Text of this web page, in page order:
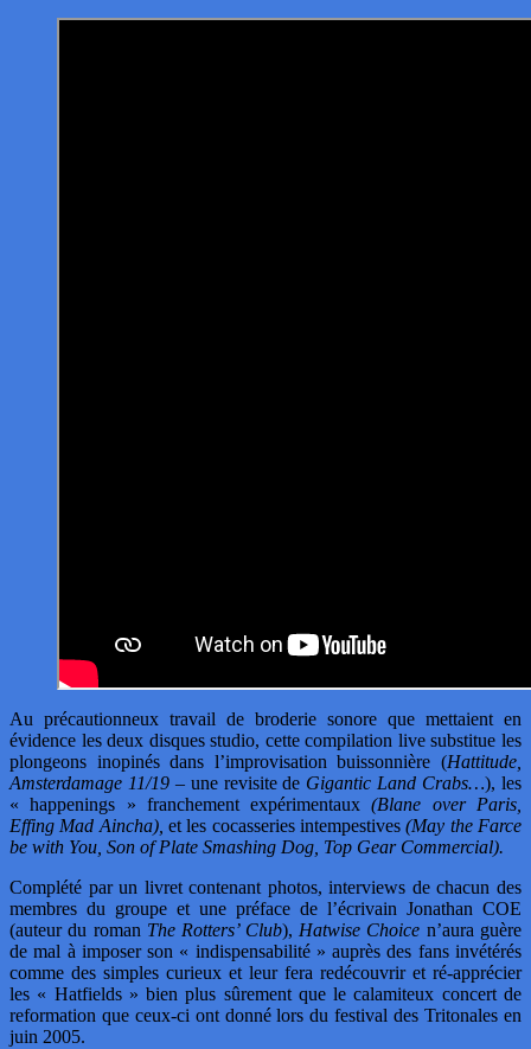
Au précautionneux travail de broderie sonore que mettaient en
évidence les deux disques studio, cette compilation live substitue les
plongeons inopinés dans l’improvisation buissonnière (Hattitude,
Amsterdamage 11/19– une revisite de Gigantic Land Crabs…), les
« happenings » franchement expérimentaux(Blane over Paris,
Effing Mad Aincha), et les cocasseries intempestives(May the Farce
be with You, Son of Plate Smashing Dog, Top Gear Commercial).
Complété par un livret contenant photos, interviews de chacun des
membres du groupe et une préface de l’écrivain Jonathan COE
(auteur du roman The Rotters’ Club), Hatwise Choice n’aura guère
de mal à imposer son « indispensabilité » auprès des fans invétérés
comme des simples curieux et leur fera redécouvrir et ré-apprécier
les « Hatfields » bien plus sûrement que le calamiteux concert de
reformation que ceux-ci ont donné lors du festival des Tritonales en
juin 2005.